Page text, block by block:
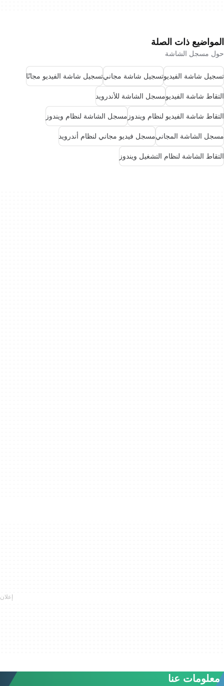
المواضيع ذات الصلة
حول مسجل الشاشة
تسجيل شاشة الفيديوتسجيل شاشة مجانيتسجيل شاشة الفيديو مجانًا
التقاط شاشة الفيديومسجل الشاشة للأندرويد
التقاط شاشة الفيديو لنظام ويندوز مسجل الشاشة لنظام ويندوز
مسجل الشاشة المجانيمسجل فيديو مجاني لنظام أندرويد
التقاط الشاشة لنظام التشغيل ويندوز
معلومات عنا